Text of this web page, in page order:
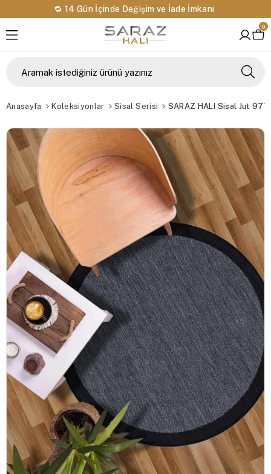
🔁 14 Gün İçinde Değişim ve İade İmkanı
0
Anasayfa Koleksiyonlar Sisal Serisi SARAZ HALI Sisal Jut